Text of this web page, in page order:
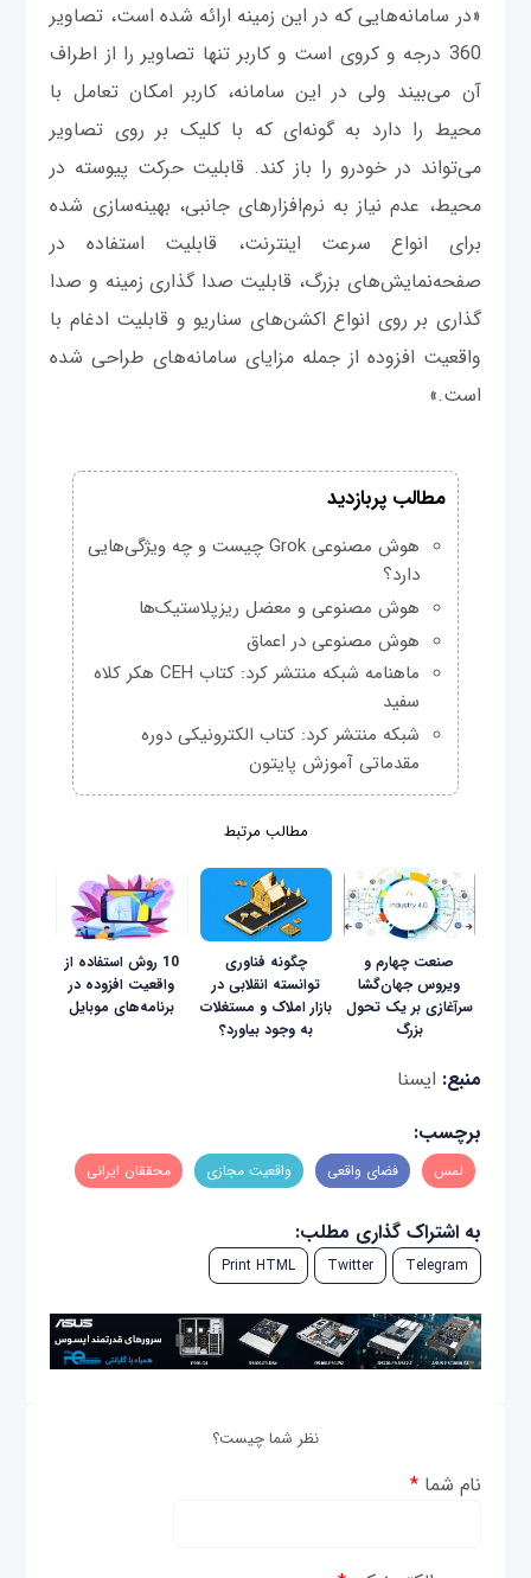
«در سامانه‌هایی که در این زمینه ارائه شده است، تصاویر
360 درجه و کروی است و کاربر تنها تصاویر را از اطراف
آن می‌بیند ولی در این سامانه، کاربر امکان تعامل با
محیط را دارد به گونه‌ای که با کلیک بر روی تصاویر
می‌تواند در خودرو را باز کند. قابلیت حرکت پیوسته در
محیط، عدم نیاز به نرم‌افزارهای جانبی، بهینه‌سازی شده
برای انواع سرعت اینترنت، قابلیت استفاده در
صفحه‌نمایش‌های بزرگ، قابلیت صدا گذاری زمینه و صدا
گذاری بر روی انواع اکشن‌های سناریو و قابلیت ادغام با
واقعیت افزوده از جمله مزایای سامانه‌های طراحی شده
است.»
مطالب پربازدید
هوش مصنوعی Grok چیست و چه ویژگی‌هایی
دارد؟
هوش مصنوعی و معضل ریزپلاستیک‌ها
هوش مصنوعی در اعماق
ماهنامه شبکه منتشر کرد: کتاب CEH هکر کلاه
سفید
شبکه منتشر کرد: کتاب الکترونیکی دوره
مقدماتی آموزش پایتون
مطالب مرتبط
صنعت چهارم و
ویروس جهان‌گشا
سرآغازی بر یک تحول
بزرگ
چگونه فناوری
توانسته انقلابی در
بازار املاک و مستغلات
به وجود بیاورد؟
10 روش استفاده از
واقعیت افزوده در
برنامه‌های موبایل
منبع: ایسنا
برچسب:
لمس فضای واقعی واقعیت مجازی محققان ایرانی
به اشتراک گذاری مطلب:
Telegram
Twitter
Print HTML
نظر شما چیست؟
نام شما*